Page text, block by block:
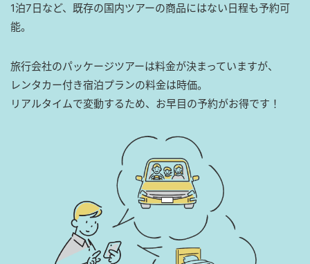
1泊7日など、既存の国内ツアーの商品にはない日程も予約可
能。
旅行会社のパッケージツアーは料金が決まっていますが、
レンタカー付き宿泊プランの料金は時価。
リアルタイムで変動するため、お早目の予約がお得です！